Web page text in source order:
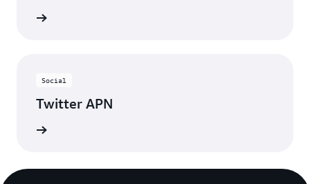
Social
Twitter APN